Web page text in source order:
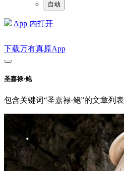
自动
App 内打开
下载万有真原App
圣嘉禄‧鲍
包含关键词“圣嘉禄‧鲍”的文章列表